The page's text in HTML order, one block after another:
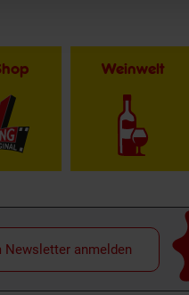
Weinwelt
Newsletter anmelden